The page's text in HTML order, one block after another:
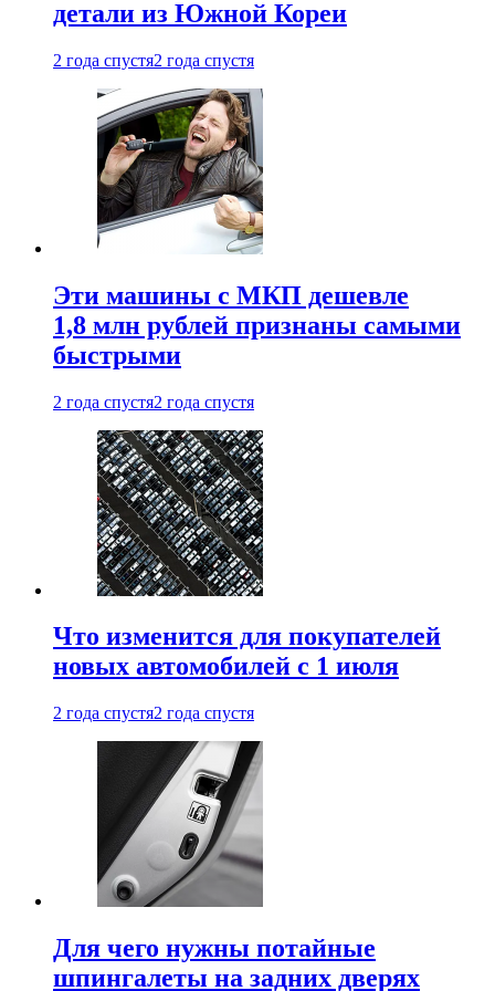
детали из Южной Кореи
2 года спустя2 года спустя
Эти машины с МКП дешевле
1,8 млн рублей признаны самыми
быстрыми
2 года спустя2 года спустя
Что изменится для покупателей
новых автомобилей с 1 июля
2 года спустя2 года спустя
Для чего нужны потайные
шпингалеты на задних дверях